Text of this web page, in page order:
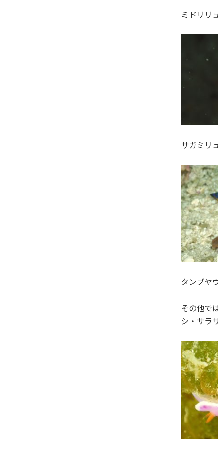
ミドリリ
サガミリ
タンブヤ
その他で
シ・サラ